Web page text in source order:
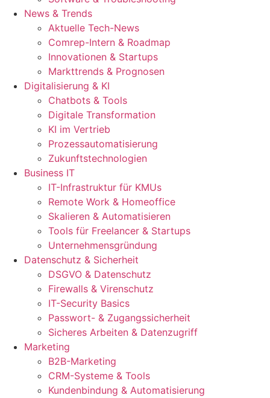
News & Trends
Aktuelle Tech-News
Comrep-Intern & Roadmap
Innovationen & Startups
Markttrends & Prognosen
Digitalisierung & KI
Chatbots & Tools
Digitale Transformation
KI im Vertrieb
Prozessautomatisierung
Zukunftstechnologien
Business IT
IT-Infrastruktur für KMUs
Remote Work & Homeoffice
Skalieren & Automatisieren
Tools für Freelancer & Startups
Unternehmensgründung
Datenschutz & Sicherheit
DSGVO & Datenschutz
Firewalls & Virenschutz
IT-Security Basics
Passwort- & Zugangssicherheit
Sicheres Arbeiten & Datenzugriff
Marketing
B2B-Marketing
CRM-Systeme & Tools
Kundenbindung & Automatisierung